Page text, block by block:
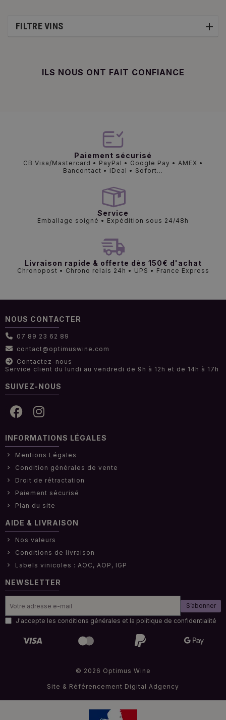
FILTRE VINS
ILS NOUS ONT FAIT CONFIANCE
Paiement sécurisé
CB Visa/Mastercard • PayPal • Google Pay • AMEX •
Bancontact • iDeal • Sofort...
Service
Emballage soigné • Expédition sous 24/48h
Livraison rapide & offerte dès 150€ d'achat
Chronopost • Chrono relais 24h • UPS • France Express
NOUS CONTACTER
07 89 23 62 89
contact@optimuswine.com
Contactez-nous
Service client du lundi au vendredi de 9h à 12h et de 14h à 17h
SUIVEZ-NOUS
INFORMATIONS LÉGALES
Mentions Légales
Condition générales de vente
Droit de rétractation
Paiement sécurisé
Plan du site
AIDE & LIVRAISON
Nos valeurs
Conditions de livraison
Labels vinicoles : AOC, AOP, IGP
NEWSLETTER
S’abonner
J'accepte les conditions générales et la politique de confidentialité
© 2026 Optimus Wine
Site & Référencement Digital Adgency